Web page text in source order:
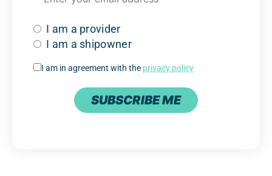
I am a provider
I am a shipowner
I am in agreement with the privacy policy
SUBSCRIBE ME